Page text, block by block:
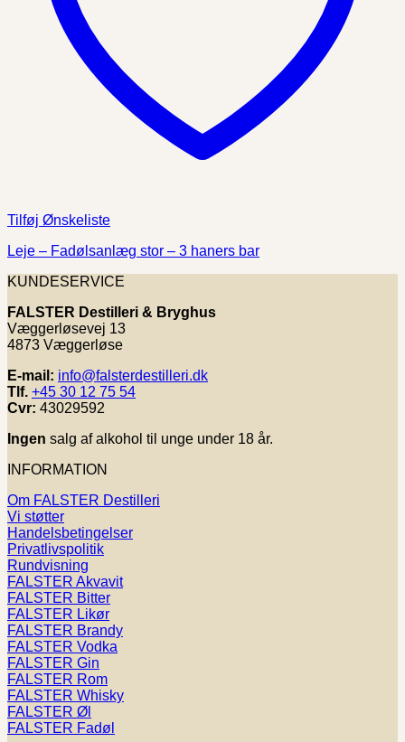
Tilføj Ønskeliste
Leje – Fadølsanlæg stor – 3 haners bar
KUNDESERVICE
FALSTER Destilleri & Bryghus
Væggerløsevej 13
4873 Væggerløse
E-mail: info@falsterdestilleri.dk
Tlf. +45 30 12 75 54
Cvr: 43029592
Ingen salg af alkohol til unge under 18 år.
INFORMATION
Om FALSTER Destilleri
Vi støtter
Handelsbetingelser
Privatlivspolitik
Rundvisning
FALSTER Akvavit
FALSTER Bitter
FALSTER Likør
FALSTER Brandy
FALSTER Vodka
FALSTER Gin
FALSTER Rom
FALSTER Whisky
FALSTER Øl
FALSTER Fadøl